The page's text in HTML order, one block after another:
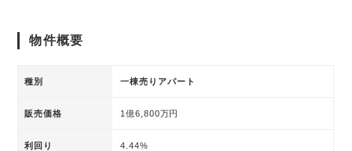
物件概要
種別 一棟売りアパート
販売価格 1億6,800万円
利回り 4.44%